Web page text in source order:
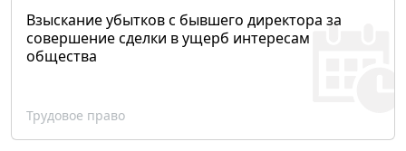
Взыскание убытков с бывшего директора за
совершение сделки в ущерб интересам
общества
Трудовое право